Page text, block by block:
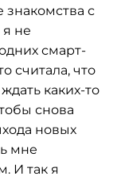
знакомства с
не
смарт-
считала, что
каких-то
снова
новых
мне
И так я